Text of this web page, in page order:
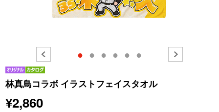
● ● ● ● ● ●
林真鳥コラボ イラストフェイスタオル
¥2,860